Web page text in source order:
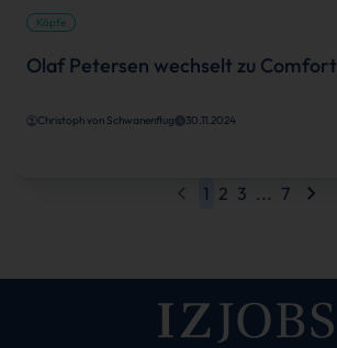
Köpfe
Olaf Petersen wechselt zu Comfort
Christoph von Schwanenflug 30.11.2024
1 2 3 ... 7